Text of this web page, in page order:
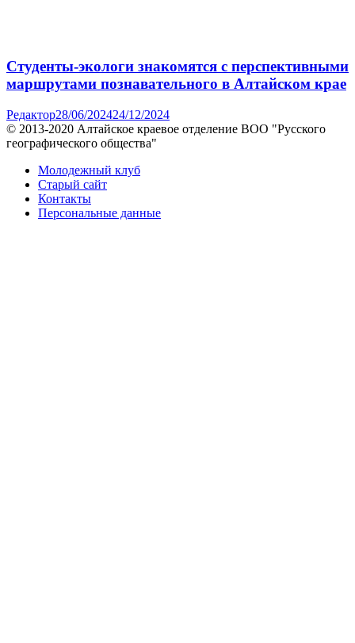
Студенты-экологи знакомятся с перспективными
маршрутами познавательного в Алтайском крае
Редактор28/06/202424/12/2024
© 2013-2020 Алтайское краевое отделение BOO "Русского
географического общества"
Молодежный клуб
Старый сайт
Контакты
Персональные данные